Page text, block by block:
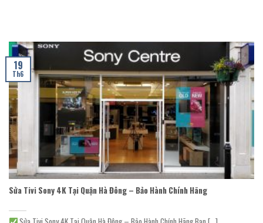
Sửa Tivi Sony 4K Tại Quận Hà Đông – Bảo Hành Chính Hãng
19
Th6